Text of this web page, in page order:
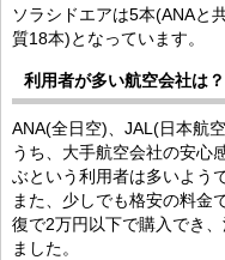
ソラシドエアは5本(ANAと
質18本)となっています。
利用者が多い航空会社は？
ANA(全日空)、JAL(日本航
うち、大手航空会社の安心
ぶという利用者は多いようで
また、少しでも格安の料金
復で2万円以下で購入でき
ました。